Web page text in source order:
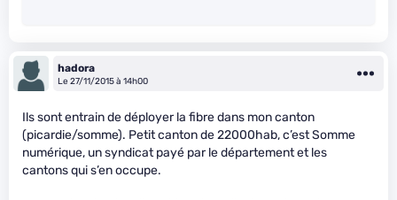
hadora
Le 27/11/2015 à 14h00
Ils sont entrain de déployer la fibre dans mon canton
(picardie/somme). Petit canton de 22000hab, c’est Somme
numérique, un syndicat payé par le département et les
cantons qui s’en occupe.